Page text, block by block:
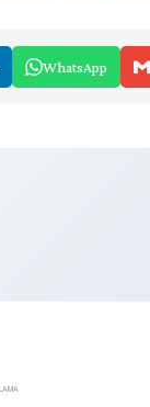
WhatsApp